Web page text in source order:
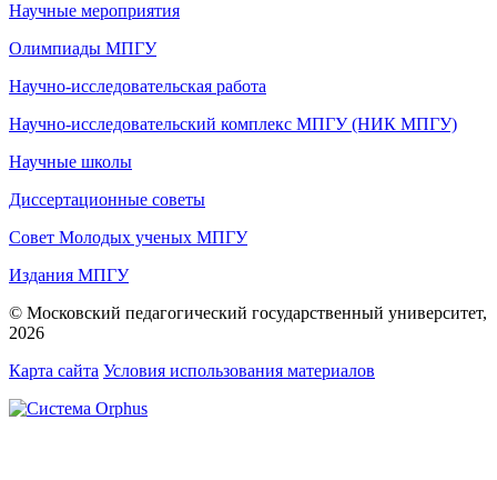
Научные мероприятия
Олимпиады МПГУ
Научно-исследовательская работа
Научно-исследовательский комплекс МПГУ (НИК МПГУ)
Научные школы
Диссертационные советы
Совет Молодых ученых МПГУ
Издания МПГУ
© Московский педагогический государственный университет,
2026
Карта сайта Условия использования материалов